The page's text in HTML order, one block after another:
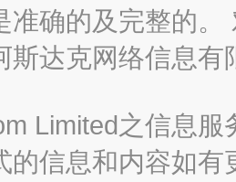
准确的及完整的
斯达克网络信息
Limited之信息
的信息和内容如